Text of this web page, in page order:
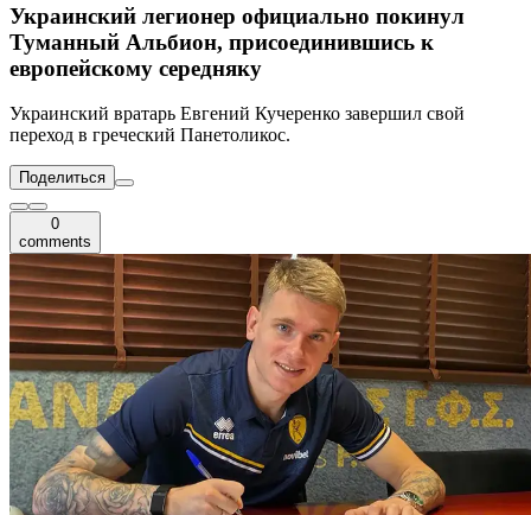
Украинский легионер официально покинул
Туманный Альбион, присоединившись к
европейскому середняку
Украинский вратарь Евгений Кучеренко завершил свой
переход в греческий Панетоликос.
Поделиться
0
comments